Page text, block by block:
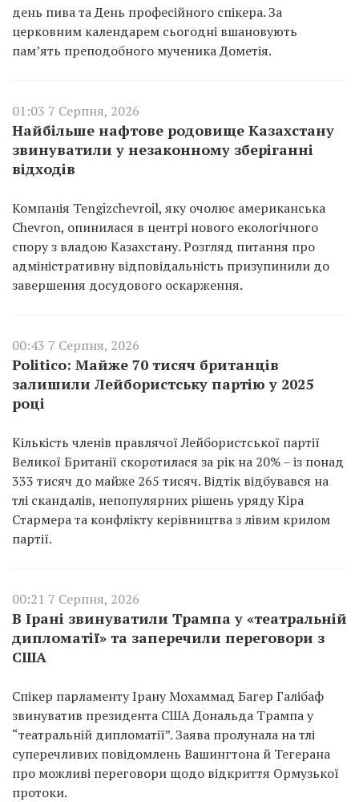
день пива та День професійного спікера. За
церковним календарем сьогодні вшановують
пам’ять преподобного мученика Дометія.
01:03 7 Серпня, 2026
Найбільше нафтове родовище Казахстану
звинуватили у незаконному зберіганні
відходів
Компанія Tengizchevroil, яку очолює американська
Chevron, опинилася в центрі нового екологічного
спору з владою Казахстану. Розгляд питання про
адміністративну відповідальність призупинили до
завершення досудового оскарження.
00:43 7 Серпня, 2026
Politico: Майже 70 тисяч британців
залишили Лейбористську партію у 2025
році
Кількість членів правлячої Лейбористської партії
Великої Британії скоротилася за рік на 20% – із понад
333 тисяч до майже 265 тисяч. Відтік відбувався на
тлі скандалів, непопулярних рішень уряду Кіра
Стармера та конфлікту керівництва з лівим крилом
партії.
00:21 7 Серпня, 2026
В Ірані звинуватили Трампа у «театральній
дипломатії» та заперечили переговори з
США
Спікер парламенту Ірану Мохаммад Багер Галібаф
звинуватив президента США Дональда Трампа у
“театральній дипломатії”. Заява пролунала на тлі
суперечливих повідомлень Вашингтона й Тегерана
про можливі переговори щодо відкриття Ормузької
протоки.